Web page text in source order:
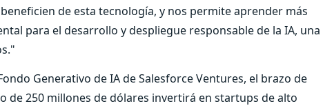
de esta tecnología, y nos permite aprender más
para el desarrollo y despliegue responsable de la IA, una
Generativo de IA de Salesforce Ventures, el brazo de
de 250 millones de dólares invertirá en startups de alto